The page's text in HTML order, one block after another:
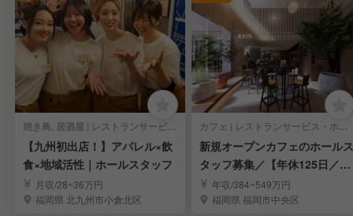
焼き鳥, 居酒屋 | レストランサービス・ホールスタッフ
【九州初出店！】アパレル×飲
食×地域活性｜ホールスタッフ
月収/28~36万円
福岡県 北九州市小倉北区
カフェ | レストランサービス・ホールスタッフ
新規オープンカフェのホールス
タッフ募集／【年休125日／完
全週休2日制】
年収/384~549万円
福岡県 福岡市中央区